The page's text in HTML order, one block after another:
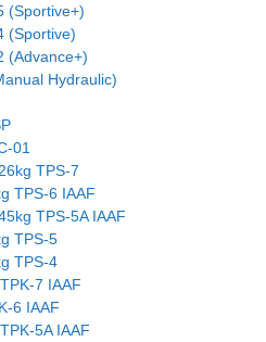
(Sportive+)
(Sportive)
(Advance+)
Hydraulic)
01
TPS-7
TPS-6 IAAF
TPS-5A IAAF
TPS-5
TPS-4
7 IAAF
6 IAAF
5A IAAF